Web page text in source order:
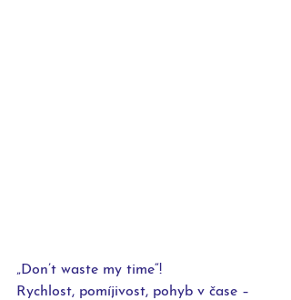
„Don’t waste my time“!
Rychlost, pomíjivost, pohyb v čase –